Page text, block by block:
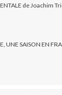
de Joachim
UNE SAISON EN